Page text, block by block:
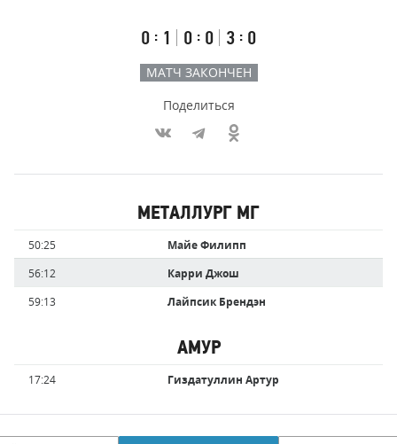
Первый
тайм
0 : 1
Второй
тайм
0 : 0
Третий
тайм
3 : 0
МАТЧ ЗАКОНЧЕН
Поделиться
забившие
голы
МЕТАЛЛУРГ МГ
Время Имя
игрока
50:25
Майе Филипп
56:12
Карри Джош
59:13
Лайпсик Брендэн
АМУР
Время Имя
игрока
17:24 Гиздатуллин Артур